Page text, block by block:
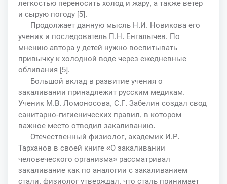
легкостью переносить холод и жару, а также ветер
и сырую погоду [5].
Продолжает данную мысль Н.И. Новикова его
ученик и последователь П.Н. Енгалычев. По
мнению автора у детей нужно воспитывать
привычку к холодной воде через ежедневные
обливания [5].
Большой вклад в развитие учения о
закаливании принадлежит русским медикам.
Ученик М.В. Ломоносова, С.Г. Забелин создал свод
санитарно-гигиенических правил, в котором
важное место отводил закаливанию.
Отечественный физиолог, академик И.Р.
Тарханов в своей книге «О закаливании
человеческого организма» рассматривал
закаливание как по аналогии с закаливанием
стали, физиолог утверждал, что сталь принимает